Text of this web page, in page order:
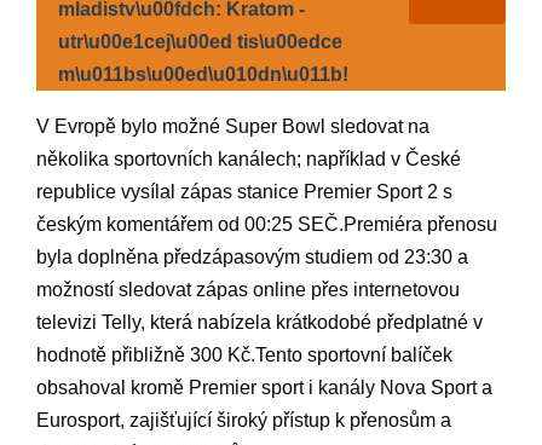
mladistv\u00fdch: Kratom -
utr\u00e1cej\u00ed tis\u00edce
m\u011bs\u00ed\u010dn\u011b!
V Evropě bylo možné Super​ Bowl sledovat na
⁤několika ‌sportovních kanálech; například v České
republice​ vysílal zápas⁢ stanice​ Premier Sport 2 s
‍českým komentářem⁤ od 00:25 SEČ.Premiéra přenosu
byla doplněna předzápasovým studiem‌ od 23:30 a
možností sledovat zápas‌ online přes internetovou
televizi Telly, která nabízela krátkodobé‍ předplatné v
hodnotě přibližně 300 Kč.Tento sportovní balíček
obsahoval kromě Premier sport i kanály Nova Sport a
Eurosport,⁣ zajišťující​ široký přístup ‍k ‍přenosům a ​